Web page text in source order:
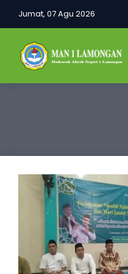
Jumat, 07 Agu 2026